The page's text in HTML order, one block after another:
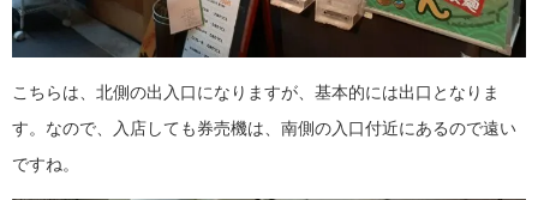
こちらは、北側の出入口になりますが、基本的には出口となりま
す。なので、入店しても券売機は、南側の入口付近にあるので遠い
ですね。